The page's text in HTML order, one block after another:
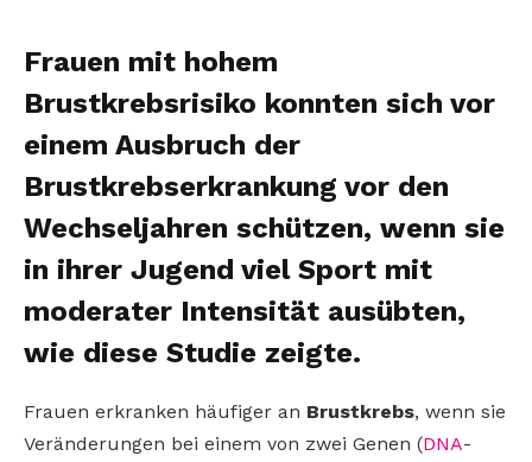
Frauen mit hohem
Brustkrebsrisiko konnten sich vor
einem Ausbruch der
Brustkrebserkrankung vor den
Wechseljahren schützen, wenn sie
in ihrer Jugend viel Sport mit
moderater Intensität ausübten,
wie diese Studie zeigte.
Frauen erkranken häufiger an Brustkrebs, wenn sie
Veränderungen bei einem von zwei Genen (DNA-